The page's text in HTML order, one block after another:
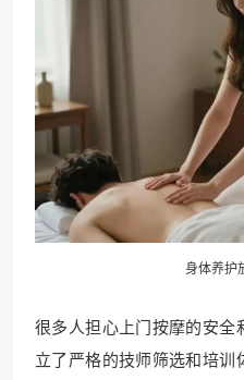
身体养护
很多人担心上门按摩的安全
立了严格的技师筛选和培训